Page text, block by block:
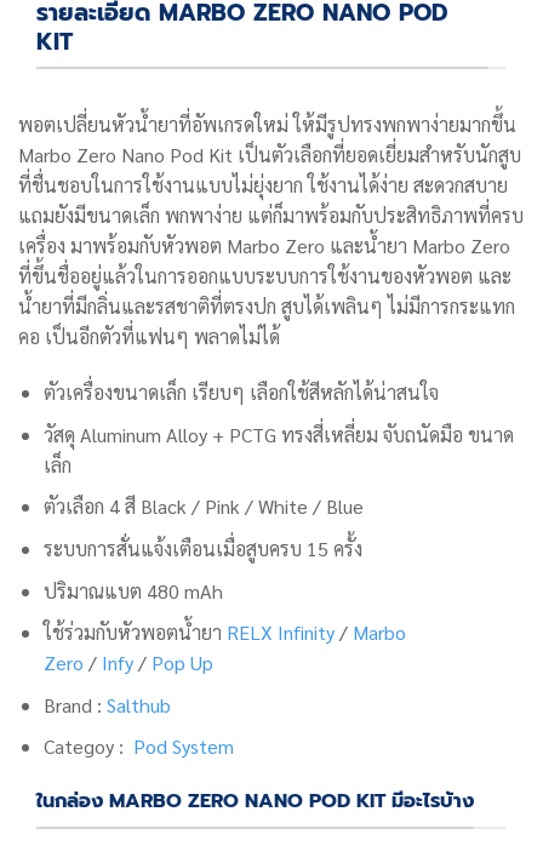
รายละเอียด MARBO ZERO NANO POD
KIT
พอตเปลี่ยนหัวน้ำยาที่อัพเกรดใหม่ ให้มีรูปทรงพกพาง่ายมากขึ้น
Marbo Zero Nano Pod Kit เป็นตัวเลือกที่ยอดเยี่ยมสำหรับนักสูบ
ที่ชื่นชอบในการใช้งานแบบไม่ยุ่งยาก ใช้งานได้ง่าย สะดวกสบาย
แถมยังมีขนาดเล็ก พกพาง่าย แต่ก็มาพร้อมกับประสิทธิภาพที่ครบ
เครื่อง มาพร้อมกับหัวพอต Marbo Zero และน้ำยา Marbo Zero
ที่ขึ้นชื่ออยู่แล้วในการออกแบบระบบการใช้งานของหัวพอต และ
น้ำยาที่มีกลิ่นและรสชาติที่ตรงปก สูบได้เพลินๆ ไม่มีการกระแทก
คอ เป็นอีกตัวที่แฟนๆ พลาดไม่ได้
ตัวเครื่องขนาดเล็ก เรียบๆ เลือกใช้สีหลักได้น่าสนใจ
วัสดุ Aluminum Alloy + PCTG ทรงสี่เหลี่ยม จับถนัดมือ ขนาด
เล็ก
ตัวเลือก 4 สีBlack / Pink / White / Blue
ระบบการสั่นแจ้งเตือนเมื่อสูบครบ 15 ครั้ง
ปริมาณแบต 480 mAh
ใช้ร่วมกับหัวพอตน้ำยา RELX Infinity/ Marbo
Zero / Infy/ Pop Up
Brand : Salthub
Categoy : Pod System
ในกล่อง MARBO ZERO NANO POD KIT มีอะไรบ้าง